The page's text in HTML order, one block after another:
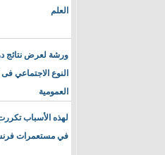
العلم
ورشة لعرض نتائج
النوع الاجتماعي
العمومية
لهذه الأسباب تكررت
في مستعمرات